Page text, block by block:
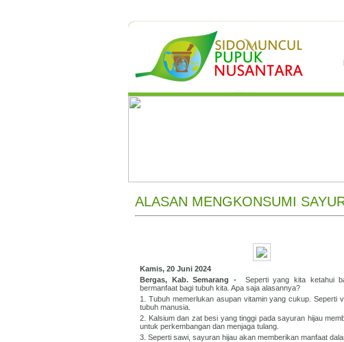
ALASAN MENGKONSUMI
Kamis, 20 Juni 2024
Bergas, Kab. Semarang - Seperti yang kita ketahui
bermanfaat bagi tubuh kita. Apa saja alasannya?
1. Tubuh memerlukan asupan vitamin yang cukup. Seperti
tubuh manusia.
2. Kalsium dan zat besi yang tinggi pada sayuran hijau
untuk perkembangan dan menjaga tulang.
3. Seperti sawi, sayuran hijau akan memberikan manfaat